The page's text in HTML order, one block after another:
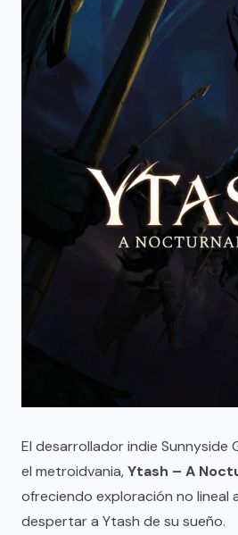
El desarrollador indie
el metroidvania,Ytash – A
ofreciendo exploración no lineal
despertar a Ytash de su sueño.